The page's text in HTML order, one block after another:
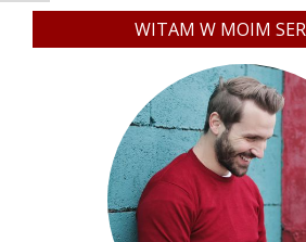
WITAM W MOIM